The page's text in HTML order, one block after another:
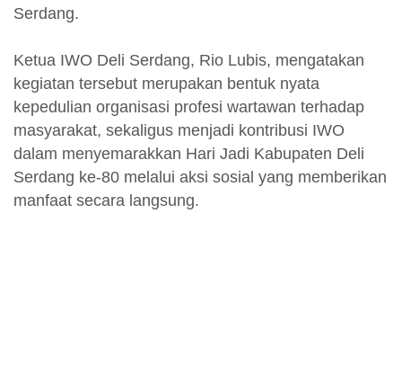
Serdang.
Ketua IWO Deli Serdang, Rio Lubis, mengatakan
kegiatan tersebut merupakan bentuk nyata
kepedulian organisasi profesi wartawan terhadap
masyarakat, sekaligus menjadi kontribusi IWO
dalam menyemarakkan Hari Jadi Kabupaten Deli
Serdang ke-80 melalui aksi sosial yang memberikan
manfaat secara langsung.